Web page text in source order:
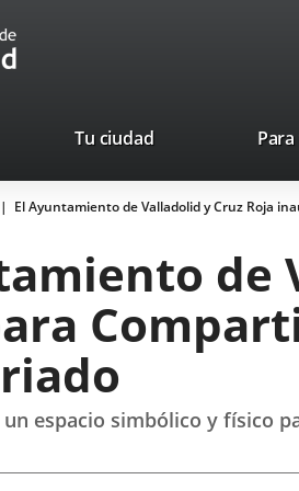
Tu ciudad
El Ayuntamiento de Valladolid y Cruz Roja
de
espacio simbólico y físico